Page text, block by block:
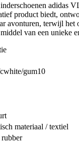
adidas
product biedt,
avonturen, terwijl het
van een unieke
gum10
materiaal / textiel